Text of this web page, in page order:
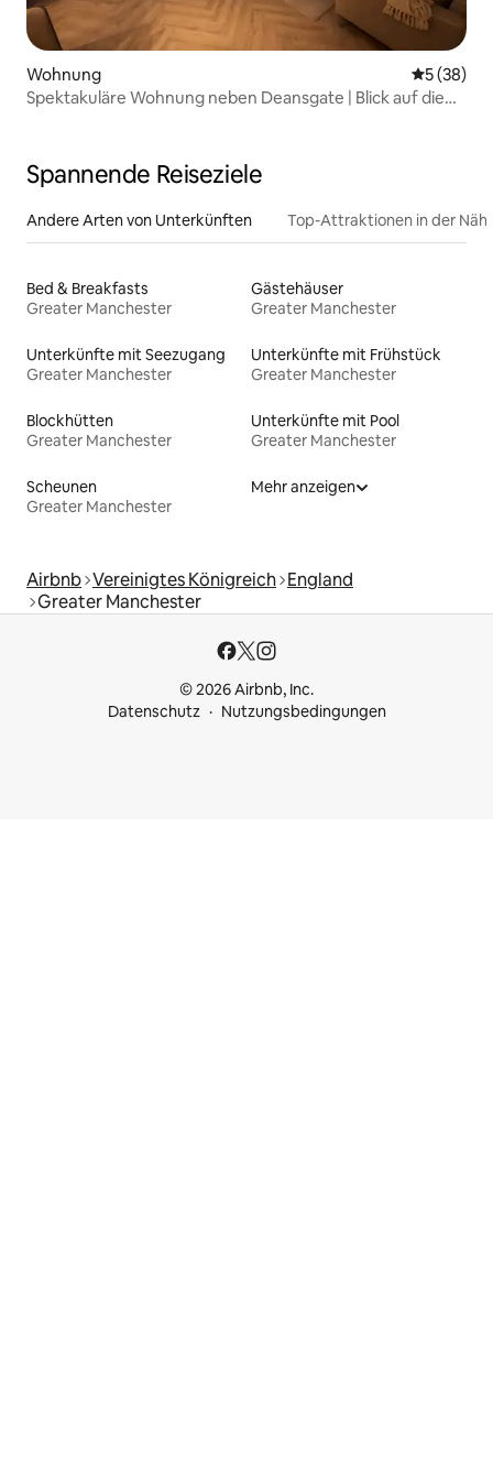
Wohnung
5 (38)
Spektakuläre Wohnung neben Deansgate | Blick auf die
Spannende Reiseziele
Andere Arten von Unterkünften Top-Attraktionen in der
Bed & Breakfasts
Greater Manchester
Gästehäuser
Greater Manchester
Unterkünfte mit Seezugang
Greater Manchester
Unterkünfte mit Frühstück
Greater Manchester
Blockhütten
Greater Manchester
Unterkünfte mit Pool
Greater Manchester
Scheunen
Greater Manchester
Mehr anzeigen
Airbnb Vereinigtes Königreich England
Greater Manchester
© 2026 Airbnb, Inc.
Datenschutz
Nutzungsbedingungen